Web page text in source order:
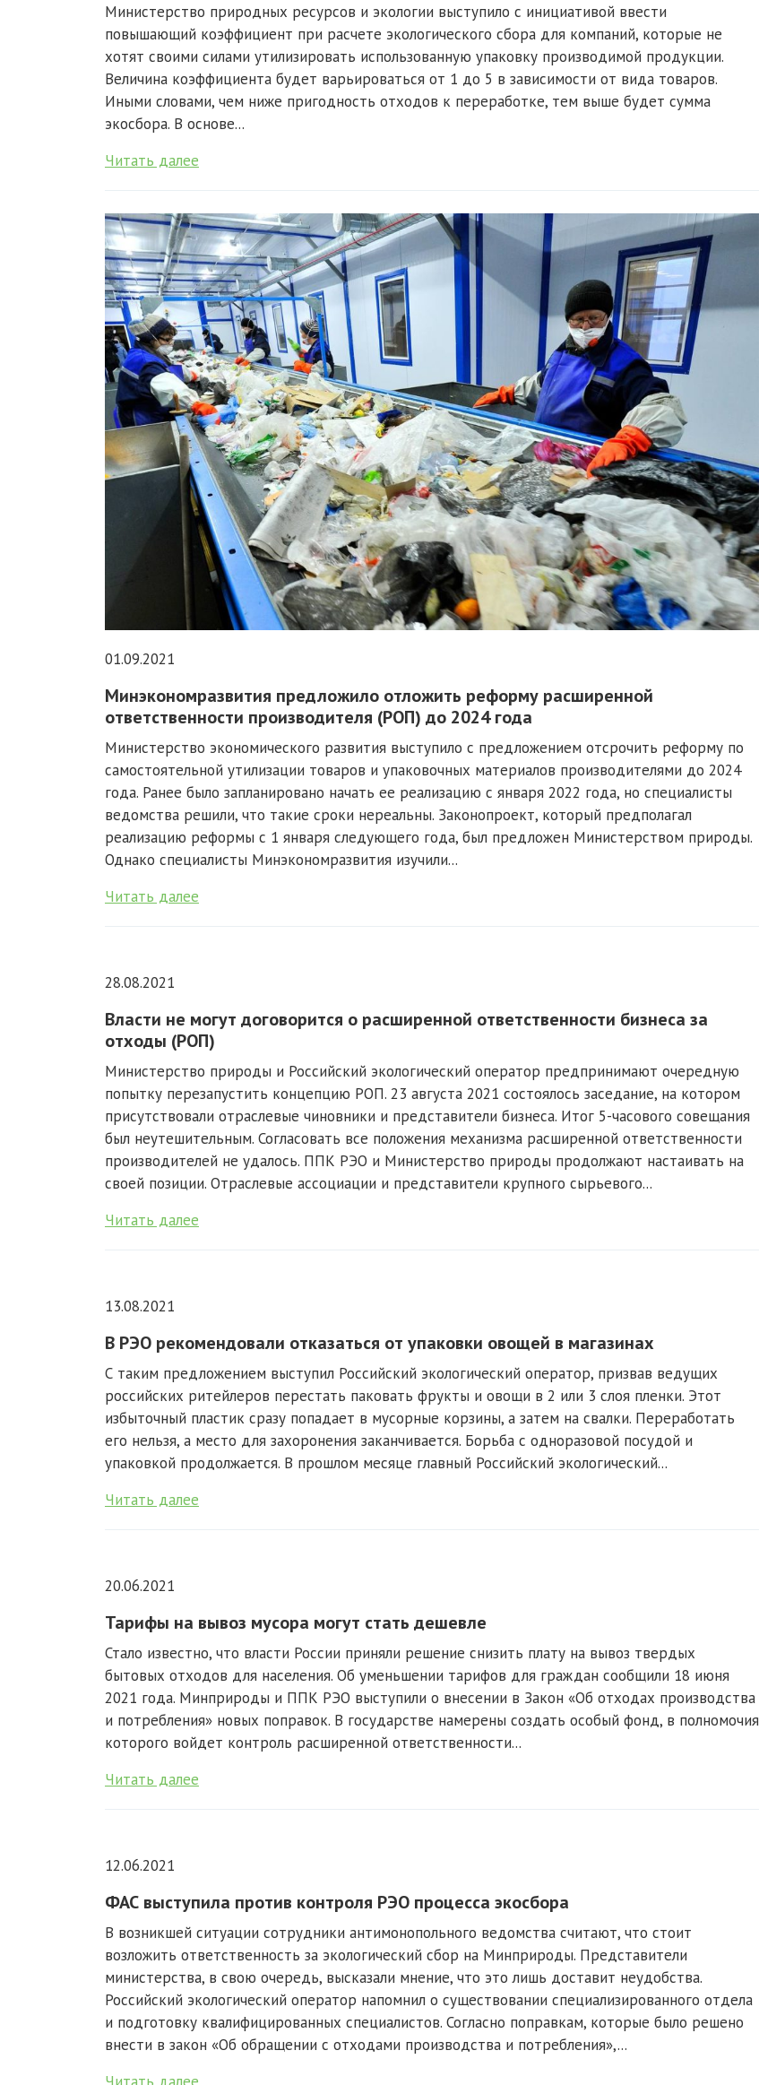
Министерство природных ресурсов и экологии выступило с инициативой ввести
повышающий коэффициент при расчете экологического сбора для компаний, которые не
хотят своими силами утилизировать использованную упаковку производимой продукции.
Величина коэффициента будет варьироваться от 1 до 5 в зависимости от вида товаров.
Иными словами, чем ниже пригодность отходов к переработке, тем выше будет сумма
экосбора. В основе...
Читать далее
01.09.2021
Минэкономразвития предложило отложить реформу расширенной
ответственности производителя (РОП) до 2024 года
Министерство экономического развития выступило с предложением отсрочить реформу по
самостоятельной утилизации товаров и упаковочных материалов производителями до 2024
года. Ранее было запланировано начать ее реализацию с января 2022 года, но специалисты
ведомства решили, что такие сроки нереальны. Законопроект, который предполагал
реализацию реформы с 1 января следующего года, был предложен Министерством природы.
Однако специалисты Минэкономразвития изучили...
Читать далее
28.08.2021
Власти не могут договорится о расширенной ответственности бизнеса за
отходы (РОП)
Министерство природы и Российский экологический оператор предпринимают очередную
попытку перезапустить концепцию РОП. 23 августа 2021 состоялось заседание, на котором
присутствовали отраслевые чиновники и представители бизнеса. Итог 5-часового совещания
был неутешительным. Согласовать все положения механизма расширенной ответственности
производителей не удалось. ППК РЭО и Министерство природы продолжают настаивать на
своей позиции. Отраслевые ассоциации и представители крупного сырьевого...
Читать далее
13.08.2021
В РЭО рекомендовали отказаться от упаковки овощей в магазинах
С таким предложением выступил Российский экологический оператор, призвав ведущих
российских ритейлеров перестать паковать фрукты и овощи в 2 или 3 слоя пленки. Этот
избыточный пластик сразу попадает в мусорные корзины, а затем на свалки. Переработать
его нельзя, а место для захоронения заканчивается. Борьба с одноразовой посудой и
упаковкой продолжается. В прошлом месяце главный Российский экологический...
Читать далее
20.06.2021
Тарифы на вывоз мусора могут стать дешевле
Стало известно, что власти России приняли решение снизить плату на вывоз твердых
бытовых отходов для населения. Об уменьшении тарифов для граждан сообщили 18 июня
2021 года. Минприроды и ППК РЭО выступили о внесении в Закон «Об отходах производства
и потребления» новых поправок. В государстве намерены создать особый фонд, в полномочия
которого войдет контроль расширенной ответственности...
Читать далее
12.06.2021
ФАС выступила против контроля РЭО процесса экосбора
В возникшей ситуации сотрудники антимонопольного ведомства считают, что стоит
возложить ответственность за экологический сбор на Минприроды. Представители
министерства, в свою очередь, высказали мнение, что это лишь доставит неудобства.
Российский экологический оператор напомнил о существовании специализированного отдела
и подготовку квалифицированных специалистов. Согласно поправкам, которые было решено
внести в закон «Об обращении с отходами производства и потребления»,...
Читать далее